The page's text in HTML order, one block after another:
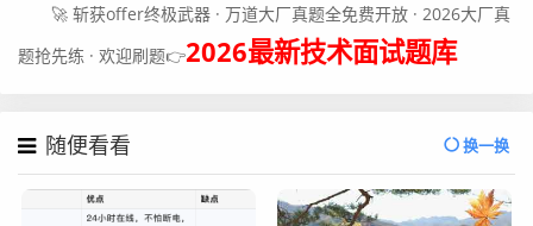
🚀 斩获offer终极武器 · 万道大厂真题全免费开放 · 2026大厂真
题抢先练 · 欢迎刷题👉2026最新技术面试题库
随便看看 换一换